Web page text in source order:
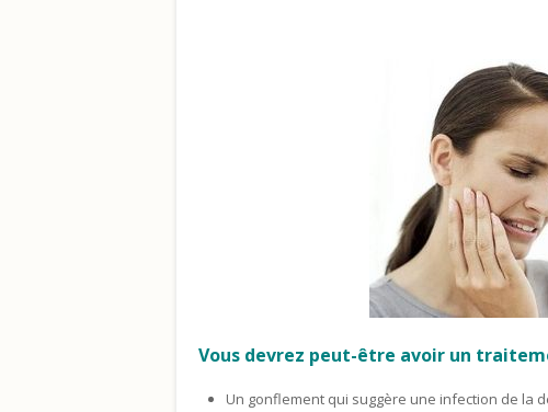
Vous devrez peut-être avoir un
Un gonflement qui suggère une infection de la